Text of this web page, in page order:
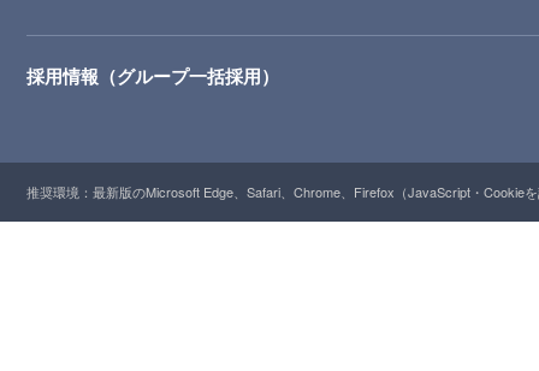
採用情報（グループ一括採用）
推奨環境：最新版のMicrosoft Edge、Safari、Chrome、Firefox（JavaScript・Cookie